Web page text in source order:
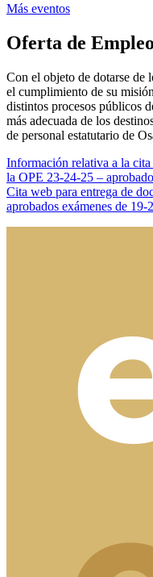
Más eventos
Oferta de
Con el objeto de dotarse de
el cumplimiento de su
distintos procesos públicos
más adecuada de los
de personal estatutario de
Información relativa a la
la OPE 23-24-25 –
Cita web para entrega de
aprobados exámenes de